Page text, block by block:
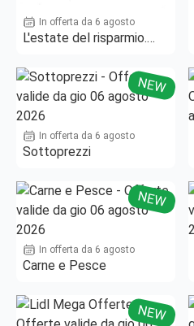
In offerta da 6 agosto
L'estate del risparmio.
NEW
In offerta da 6 agosto
Sottoprezzi
NEW
In offerta da 6 agosto
Carne e Pesce
NEW